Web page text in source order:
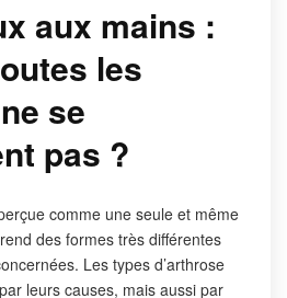
aux mains :
les
se
pas ?
comme une seule et même
des formes très différentes
Les types d’arthrose
leurs causes, mais aussi par